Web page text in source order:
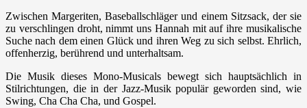
Zwischen Margeriten, Baseballschläger und einem Sitzsack, der sie
zu verschlingen droht, nimmt uns Hannah mit auf ihre musikalische
Suche nach dem einen Glück und ihren Weg zu sich selbst. Ehrlich,
offenherzig, berührend und unterhaltsam.
Die Musik dieses Mono-Musicals bewegt sich hauptsächlich in
Stilrichtungen, die in der Jazz-Musik populär geworden sind, wie
Swing, Cha Cha Cha, und Gospel.